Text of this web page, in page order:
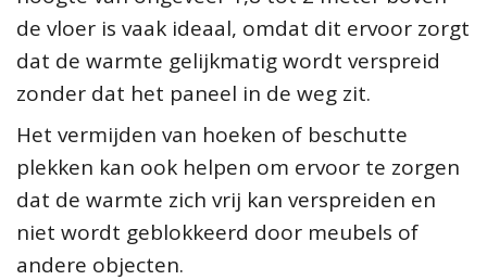
de vloer is vaak ideaal, omdat dit ervoor zorgt
dat de warmte gelijkmatig wordt verspreid
zonder dat het paneel in de weg zit.
Het vermijden van hoeken of beschutte
plekken kan ook helpen om ervoor te zorgen
dat de warmte zich vrij kan verspreiden en
niet wordt geblokkeerd door meubels of
andere objecten.